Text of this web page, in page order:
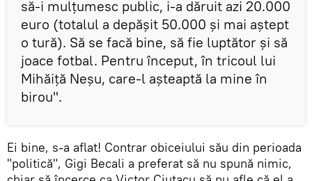
să-i mulțumesc public, i-a dăruit azi 20.000
euro (totalul a depășit 50.000 și mai aștept
o tură). Să se facă bine, să fie luptător și să
joace fotbal. Pentru început, în tricoul lui
Mihăiță Neșu, care-l așteaptă la mine în
birou".
Ei bine, s-a aflat! Contrar obiceiului său din perioada
"politică", Gigi Becali a preferat să nu spună nimic,